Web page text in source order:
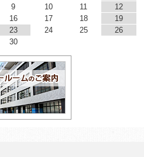
9 10 11
12
16 17 18
19
23 24 25
26
30